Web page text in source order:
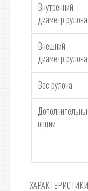
Внутренний
диаметр рулона
Внешний
диаметр рулона
Вес рулона
опции